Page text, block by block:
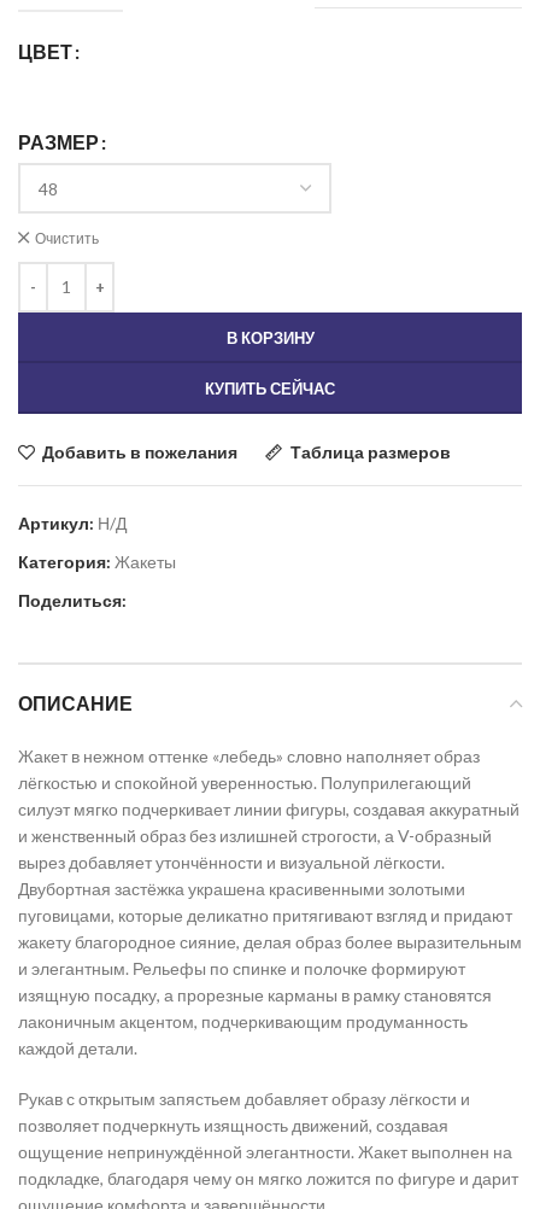
ЦВЕТ
РАЗМЕР
Очистить
В КОРЗИНУ
КУПИТЬ СЕЙЧАС
Добавить в пожелания Таблица размеров
Артикул: Н/Д
Категория: Жакеты
Поделиться:
ОПИСАНИЕ
Жакет в нежном оттенке «лебедь» словно наполняет образ
лёгкостью и спокойной уверенностью. Полуприлегающий
силуэт мягко подчеркивает линии фигуры, создавая аккуратный
и женственный образ без излишней строгости, а V-образный
вырез добавляет утончённости и визуальной лёгкости.
Двубортная застёжка украшена красивенными золотыми
пуговицами, которые деликатно притягивают взгляд и придают
жакету благородное сияние, делая образ более выразительным
и элегантным. Рельефы по спинке и полочке формируют
изящную посадку, а прорезные карманы в рамку становятся
лаконичным акцентом, подчеркивающим продуманность
каждой детали.
Рукав с открытым запястьем добавляет образу лёгкости и
позволяет подчеркнуть изящность движений, создавая
ощущение непринуждённой элегантности. Жакет выполнен на
подкладке, благодаря чему он мягко ложится по фигуре и дарит
ощущение комфорта и завершённости.